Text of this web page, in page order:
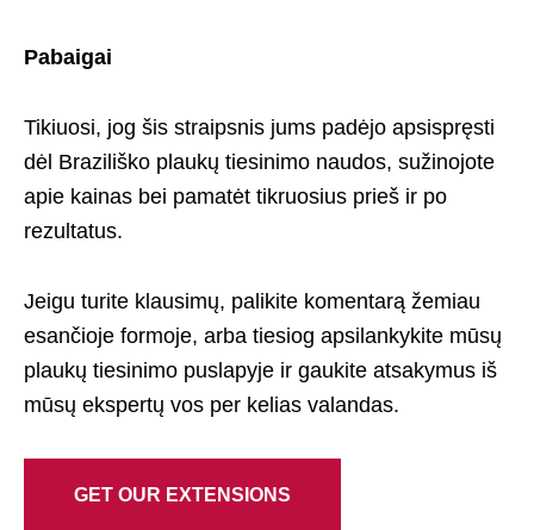
Pabaigai
Tikiuosi, jog šis straipsnis jums padėjo apsispręsti
dėl Braziliško plaukų tiesinimo naudos, sužinojote
apie kainas bei pamatėt tikruosius prieš ir po
rezultatus.
Jeigu turite klausimų, palikite komentarą žemiau
esančioje formoje, arba tiesiog apsilankykite mūsų
plaukų tiesinimo puslapyje ir gaukite atsakymus iš
mūsų ekspertų vos per kelias valandas.
GET OUR EXTENSIONS